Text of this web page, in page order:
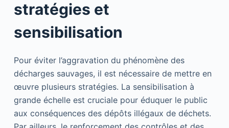
stratégies et
sensibilisation
Pour éviter l’aggravation du phénomène des
décharges sauvages, il est nécessaire de mettre en
œuvre plusieurs stratégies. La sensibilisation à
grande échelle est cruciale pour éduquer le public
aux conséquences des dépôts illégaux de déchets.